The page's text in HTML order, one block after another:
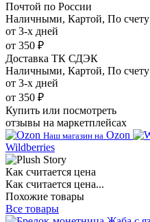
Почтой по России
Наличными, Картой, По счету
от 3-х дней
от 350 ₽
Доставка ТК СДЭК
Наличными, Картой, По счету
от 3-х дней
от 350 ₽
Купить или посмотреть
отзывы на маркетплейсах
Наш магазин на Ozon
Wildberries
Как считается цена
Как считается цена...
Похожие товары
Все товары